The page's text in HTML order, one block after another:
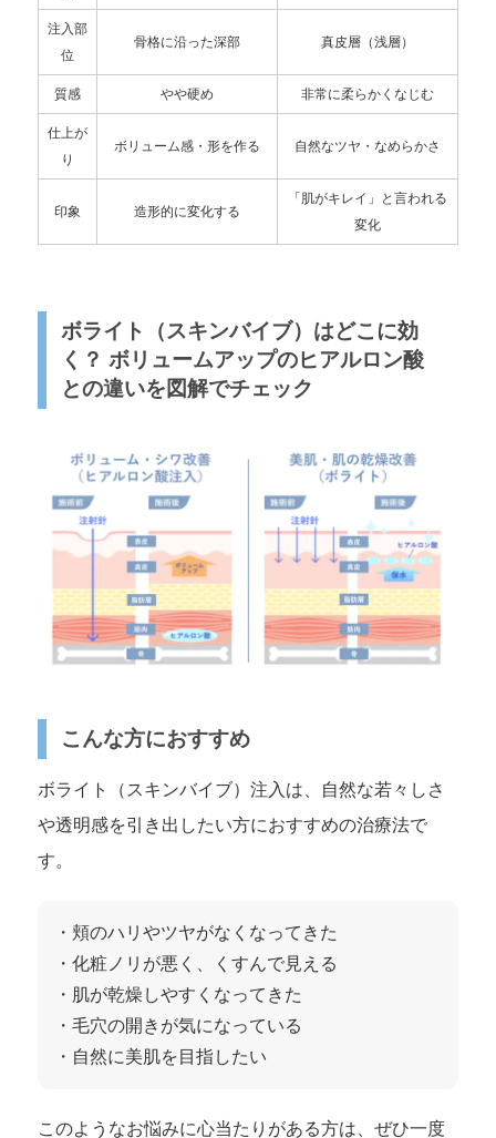
注入部
位
骨格に沿った深部 真皮層（浅層）
質感 やや硬め 非常に柔らかくなじむ
仕上が
り
ボリューム感・形を作る 自然なツヤ・なめらかさ
印象 造形的に変化する
「肌がキレイ」と言われる
変化
ボライト（スキンバイブ）はどこに効
く？ ボリュームアップのヒアルロン酸
との違いを図解でチェック
こんな方におすすめ
ボライト（スキンバイブ）注入は、自然な若々しさ
や透明感を引き出したい方におすすめの治療法で
す。
・頬のハリやツヤがなくなってきた
・化粧ノリが悪く、くすんで見える
・肌が乾燥しやすくなってきた
・毛穴の開きが気になっている
・自然に美肌を目指したい
このようなお悩みに心当たりがある方は、ぜひ一度